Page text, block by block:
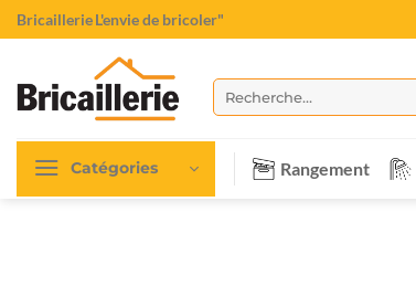
Passer
au
Bricaillerie "L'envie de bricoler"
Recherche
pour :
Catégories Rangement